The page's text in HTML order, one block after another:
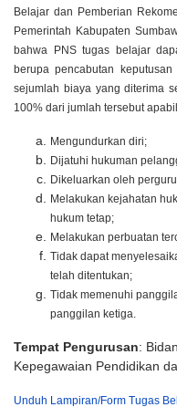
Belajar dan Pemberian
Pemerintah Kabupaten
bahwa PNS tugas belajar
berupa pencabutan
sejumlah biaya yang diterima
100% dari jumlah tersebut
Mengundurkan diri;
Dijatuhi hukuman
Dikeluarkan oleh
Melakukan kejahatan
hukum tetap;
Melakukan perbuatan
Tidak dapat
telah ditentukan;
Tidak memenuhi
panggilan ketiga.
Tempat Pengurusan:
Kepegawaian Pendidikan
Unduh Lampiran/Form Tugas